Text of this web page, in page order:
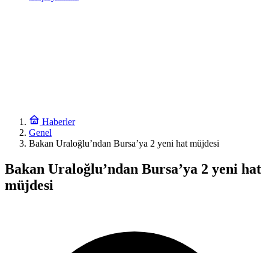
Haberler
Genel
Bakan Uraloğlu’ndan Bursa’ya 2 yeni hat müjdesi
Bakan Uraloğlu’ndan Bursa’ya 2 yeni hat
müjdesi